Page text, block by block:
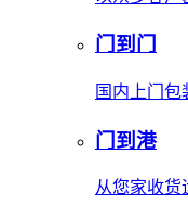
门到门
国内上门
门到港
从您家收货